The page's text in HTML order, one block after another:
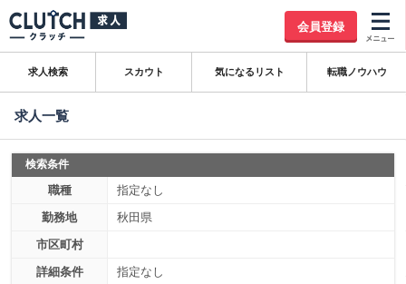
会員登録
求人検索 スカウト 気になるリスト 転職ノウハウ
求人一覧
検索条件
職種
指定なし
勤務地
秋田県
市区町村
詳細条件
指定なし